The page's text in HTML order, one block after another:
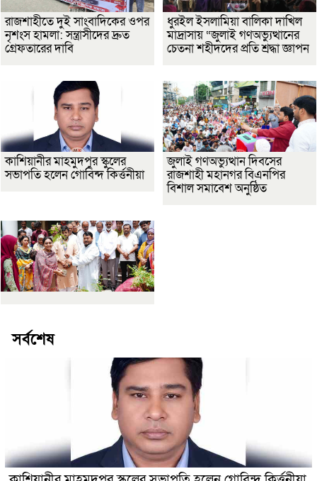
রাজশাহীতে দুই সাংবাদিকের ওপর
নৃশংস হামলা: সন্ত্রাসীদের দ্রুত
গ্রেফতারের দাবি
ধুরইল ইসলামিয়া বালিকা দাখিল
মাদ্রাসায় “জুলাই গণঅভ্যুত্থানের
চেতনা শহীদদের প্রতি শ্রদ্ধা জ্ঞাপন
কাশিয়ানীর মাহমুদপুর স্কুলের
সভাপতি হলেন গোবিন্দ কির্ত্তনীয়া
জুলাই গণঅভ্যুত্থান দিবসের
রাজশাহী মহানগর বিএনপির
বিশাল সমাবেশ অনুষ্ঠিত
সর্বশেষ